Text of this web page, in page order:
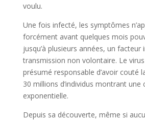
voulu.
Une fois infecté, les symptômes
forcément avant quelques mois
jusqu’à plusieurs années, un
transmission non volontaire. Le
présumé responsable d’avoir couté
30 millions d’individus montrant une
exponentielle.
Depuis sa découverte, même si